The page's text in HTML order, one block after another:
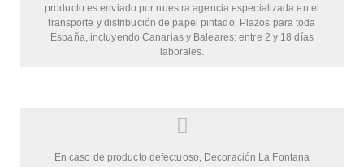
producto es enviado por nuestra agencia especializada en el
transporte y distribución de papel pintado. Plazos para toda
España, incluyendo Canarias y Baleares: entre 2 y 18 días
laborales.
En caso de producto defectuoso, Decoración La Fontana